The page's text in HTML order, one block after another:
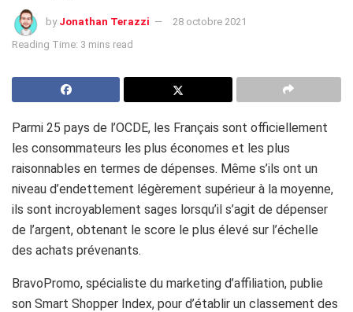
by Jonathan Terazzi
28 octobre 2021
Reading Time: 3 mins read
Parmi 25 pays de l’OCDE, les Français sont officiellement
les consommateurs les plus économes et les plus
raisonnables en termes de dépenses. Même s’ils ont un
niveau d’endettement légèrement supérieur à la moyenne,
ils sont incroyablement sages lorsqu’il s’agit de dépenser
de l’argent, obtenant le score le plus élevé sur l’échelle
des achats prévenants.
BravoPromo, spécialiste du marketing d’affiliation, publie
son Smart Shopper Index, pour d’établir un classement des